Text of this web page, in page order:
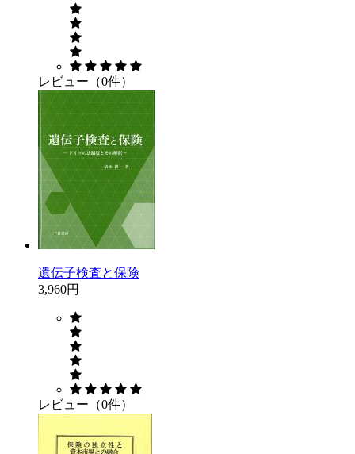
レビュー（0件）
遺伝子検査と保険
3,960円
レビュー（0件）